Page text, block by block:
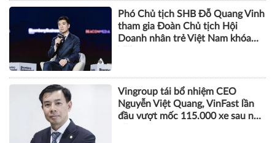
Phó Chủ tịch SHB Đỗ Quang Vinh
tham gia Đoàn Chủ tịch Hội
Doanh nhân trẻ Việt Nam khóa
Vingroup tái bổ nhiệm CEO
Nguyễn Việt Quang, VinFast lần
đầu vượt mốc 115.000 xe sau nửa